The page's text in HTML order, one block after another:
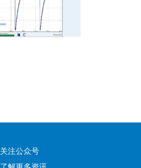
关注公众号